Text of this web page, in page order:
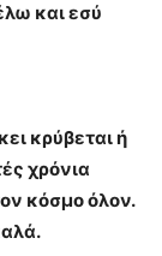
και εσύ
κρύβεται ή
χρόνια
κόσμο όλον.